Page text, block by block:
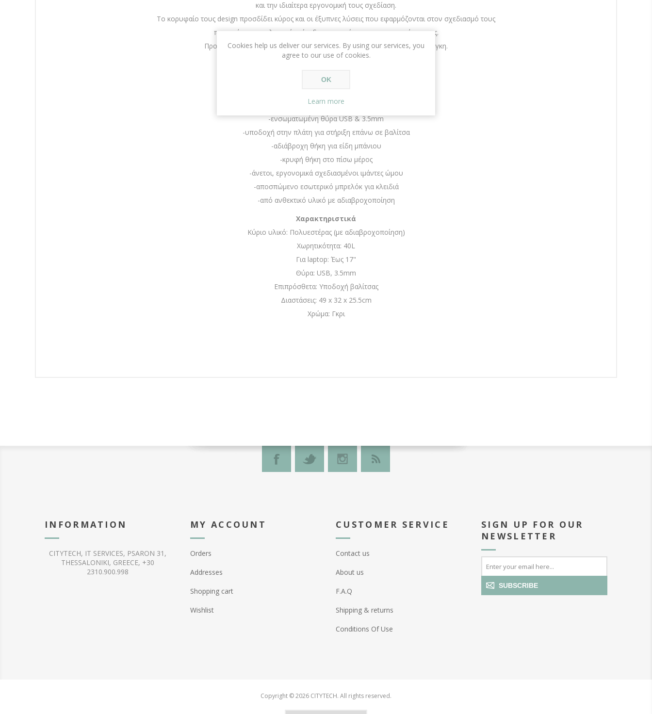
και την ιδιαίτερα εργονομική τους σχεδίαση.
Το κορυφαίο τους design προσδίδει κύρος και οι έξυπνες λύσεις που εφαρμόζονται στον σχεδιασμό τους
προσφέρουν εκπληκτικό επίπεδο τακτοποίησης των αντικειμένων σας.
Προσφέρονται σε μεγάλη ποικιλία μοντέλων, καλύπτοντας κάθε σας ανάγκη.
-κομψό design
-θήκη για laptop & tablet
-ενσωματωμένη θύρα USB & 3.5mm
-υποδοχή στην πλάτη για στήριξη επάνω σε βαλίτσα
-αδιάβροχη θήκη για είδη μπάνιου
-κρυφή θήκη στο πίσω μέρος
-άνετοι, εργονομικά σχεδιασμένοι ιμάντες ώμου
-αποσπώμενο εσωτερικό μπρελόκ για κλειδιά
-από ανθεκτικό υλικό με αδιαβροχοποίηση
Χαρακτηριστικά
Κύριο υλικό: Πολυεστέρας (με αδιαβροχοποίηση)
Χωρητικότητα: 40L
Για laptop: Έως 17"
Θύρα: USB, 3.5mm
Επιπρόσθετα: Υποδοχή βαλίτσας
Διαστάσεις: 49 x 32 x 25.5cm
Χρώμα: Γκρι
INFORMATION
CITYTECH, IT SERVICES, PSARON 31,
THESSALONIKI, GREECE, +30
2310.900.998
MY ACCOUNT
Orders
Addresses
Shopping cart
Wishlist
CUSTOMER SERVICE
Contact us
About us
F.A.Q
Shipping & returns
Conditions Of Use
SIGN UP FOR OUR
NEWSLETTER
SUBSCRIBE
Copyright © 2026 CITYTECH. All rights reserved.
Cookies help us deliver our services. By using our services, you
agree to our use of cookies.
OK
Learn more